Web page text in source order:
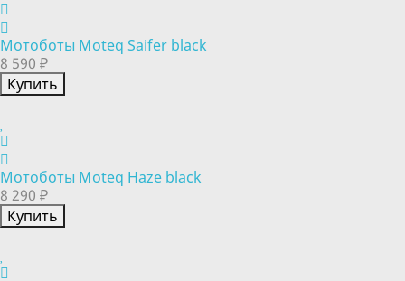
Мотоботы Moteq Saifer black
8 590 ₽
Купить
Мотоботы Moteq Haze black
8 290 ₽
Купить